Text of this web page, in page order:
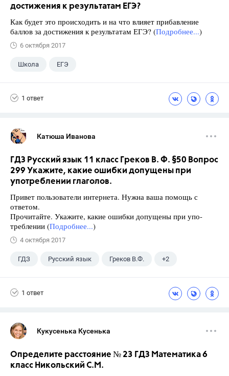
достижения к результатам ЕГЭ?
Как будет это происходить и на что влияет прибавление
баллов за достижения к результатам ЕГЭ? (Подробнее...)
6 октября 2017
Школа ЕГЭ
1 ответ
Катюша Иванова
ГДЗ Русский язык 11 класс Греков В. Ф. §50 Вопрос
299 Укажите, какие ошибки допущены при
употреблении глаголов.
Привет пользователи интернета. Нужна ваша помощь с
ответом.
Прочитайте. Укажите, какие ошибки допущены при упо-
треблении (Подробнее...)
4 октября 2017
ГДЗ Русский язык Греков В.Ф. +2
1 ответ
Кукусенька Кусенька
Определите расстояние № 23 ГДЗ Математика 6
класс Никольский С.М.